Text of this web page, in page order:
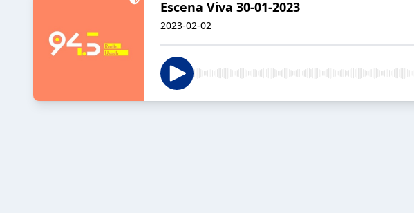
Escena Viva 30-01-2023
2023-02-02